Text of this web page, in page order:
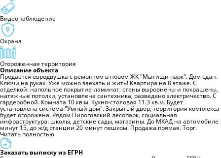
Видеонаблюдение
Охрана
Огороженная территория
Описание объекта
Продаётся евродвушка с ремонтом в новом ЖК "Мытищи парк". Дом сдан.
Ключи на руках. Уже можно заехать и жить! Квартира на 8 этаже. С
отделкой: напольное покрытие-ламинат, стены выровнены и покрашены,
натяжные потолки, установлена сантехника, разведено электричество. С
гардеробной. Комната 10 кв.м. Кухня-столовая 11.3 кв.м. Будет
установлена система "Умный дом". Закрытый двор, территория комплекса
будет огорожена. Рядом Пироговский лесопарк, социальная
инфраструктура: школы, детские сады, магазины. До МКАД на автомобиле
минут 15, до ж/д станции 20 минут пешком. Продажа прямая. Торг.
Читать полностью
Заказать выписку из ЕГРН